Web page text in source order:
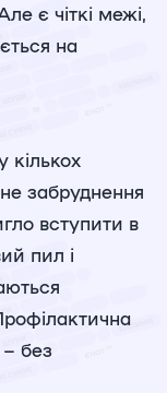
є чіткі межі,
на
забруднення
вступити в
пил і
без